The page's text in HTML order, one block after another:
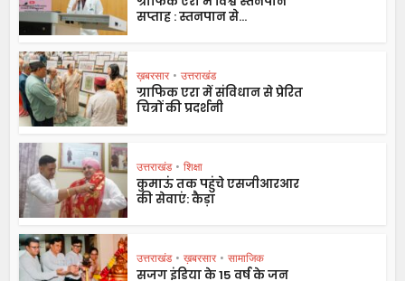
सप्ताह : स्तनपान से...
ख़बरसार • उत्तराखंड
ग्राफिक एरा में संविधान से प्रेरित
चित्रों की प्रदर्शनी
उत्तराखंड • शिक्षा
कुमाऊं तक पहुंचे एसजीआरआर
की सेवाएं: कैड़ा
उत्तराखंड • ख़बरसार • सामाजिक
सजग इंडिया के 15 वर्ष के जन